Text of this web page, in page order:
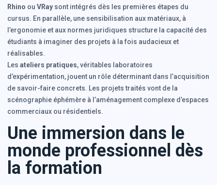
Rhino ou VRay sont intégrés dès les premières étapes du
cursus. En parallèle, une sensibilisation aux matériaux, à
l’ergonomie et aux normes juridiques structure la capacité des
étudiants à imaginer des projets à la fois audacieux et
réalisables.
Les ateliers pratiques, véritables laboratoires
d’expérimentation, jouent un rôle déterminant dans l’acquisition
de savoir-faire concrets. Les projets traités vont de la
scénographie éphémère à l’aménagement complexe d’espaces
commerciaux ou résidentiels.
Une immersion dans le
monde professionnel dès
la formation